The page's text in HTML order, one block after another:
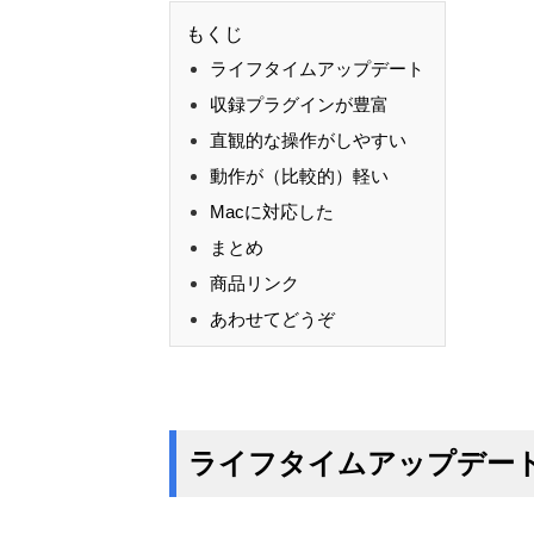
もくじ
ライフタイムアップデート
収録プラグインが豊富
直観的な操作がしやすい
動作が（比較的）軽い
Macに対応した
まとめ
商品リンク
あわせてどうぞ
ライフタイムアップデー